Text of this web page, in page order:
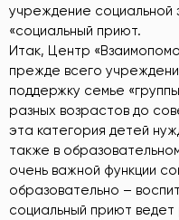
учреждение социальной
«социальный приют.
Итак, Центр
прежде всего
поддержку семье
разных возрастов до
эта категория детей
также в
очень важной функции
образовательно –
социальный приют